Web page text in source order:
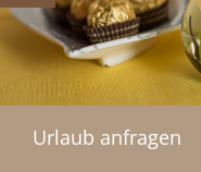
Urlaub anfragen